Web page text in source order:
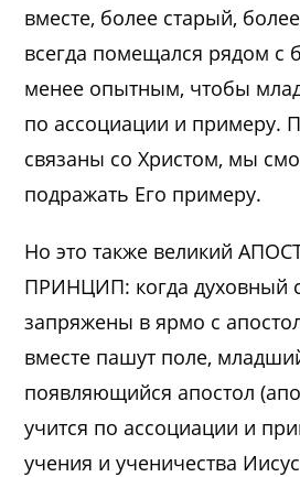
вместе, более старый,
всегда помещался рядом с
менее опытным, чтобы
по ассоциации и примеру.
связаны со Христом, мы
подражать Его примеру.
Но это также великий
ПРИНЦИП: когда духовный
запряжены в ярмо с
вместе пашут поле,
появляющийся апостол
учится по ассоциации и
учения и ученичества